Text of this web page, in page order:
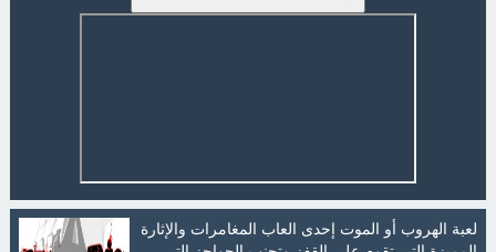
لعبة الهروب أو الموت إحدى العاب المغامرات والإثارة